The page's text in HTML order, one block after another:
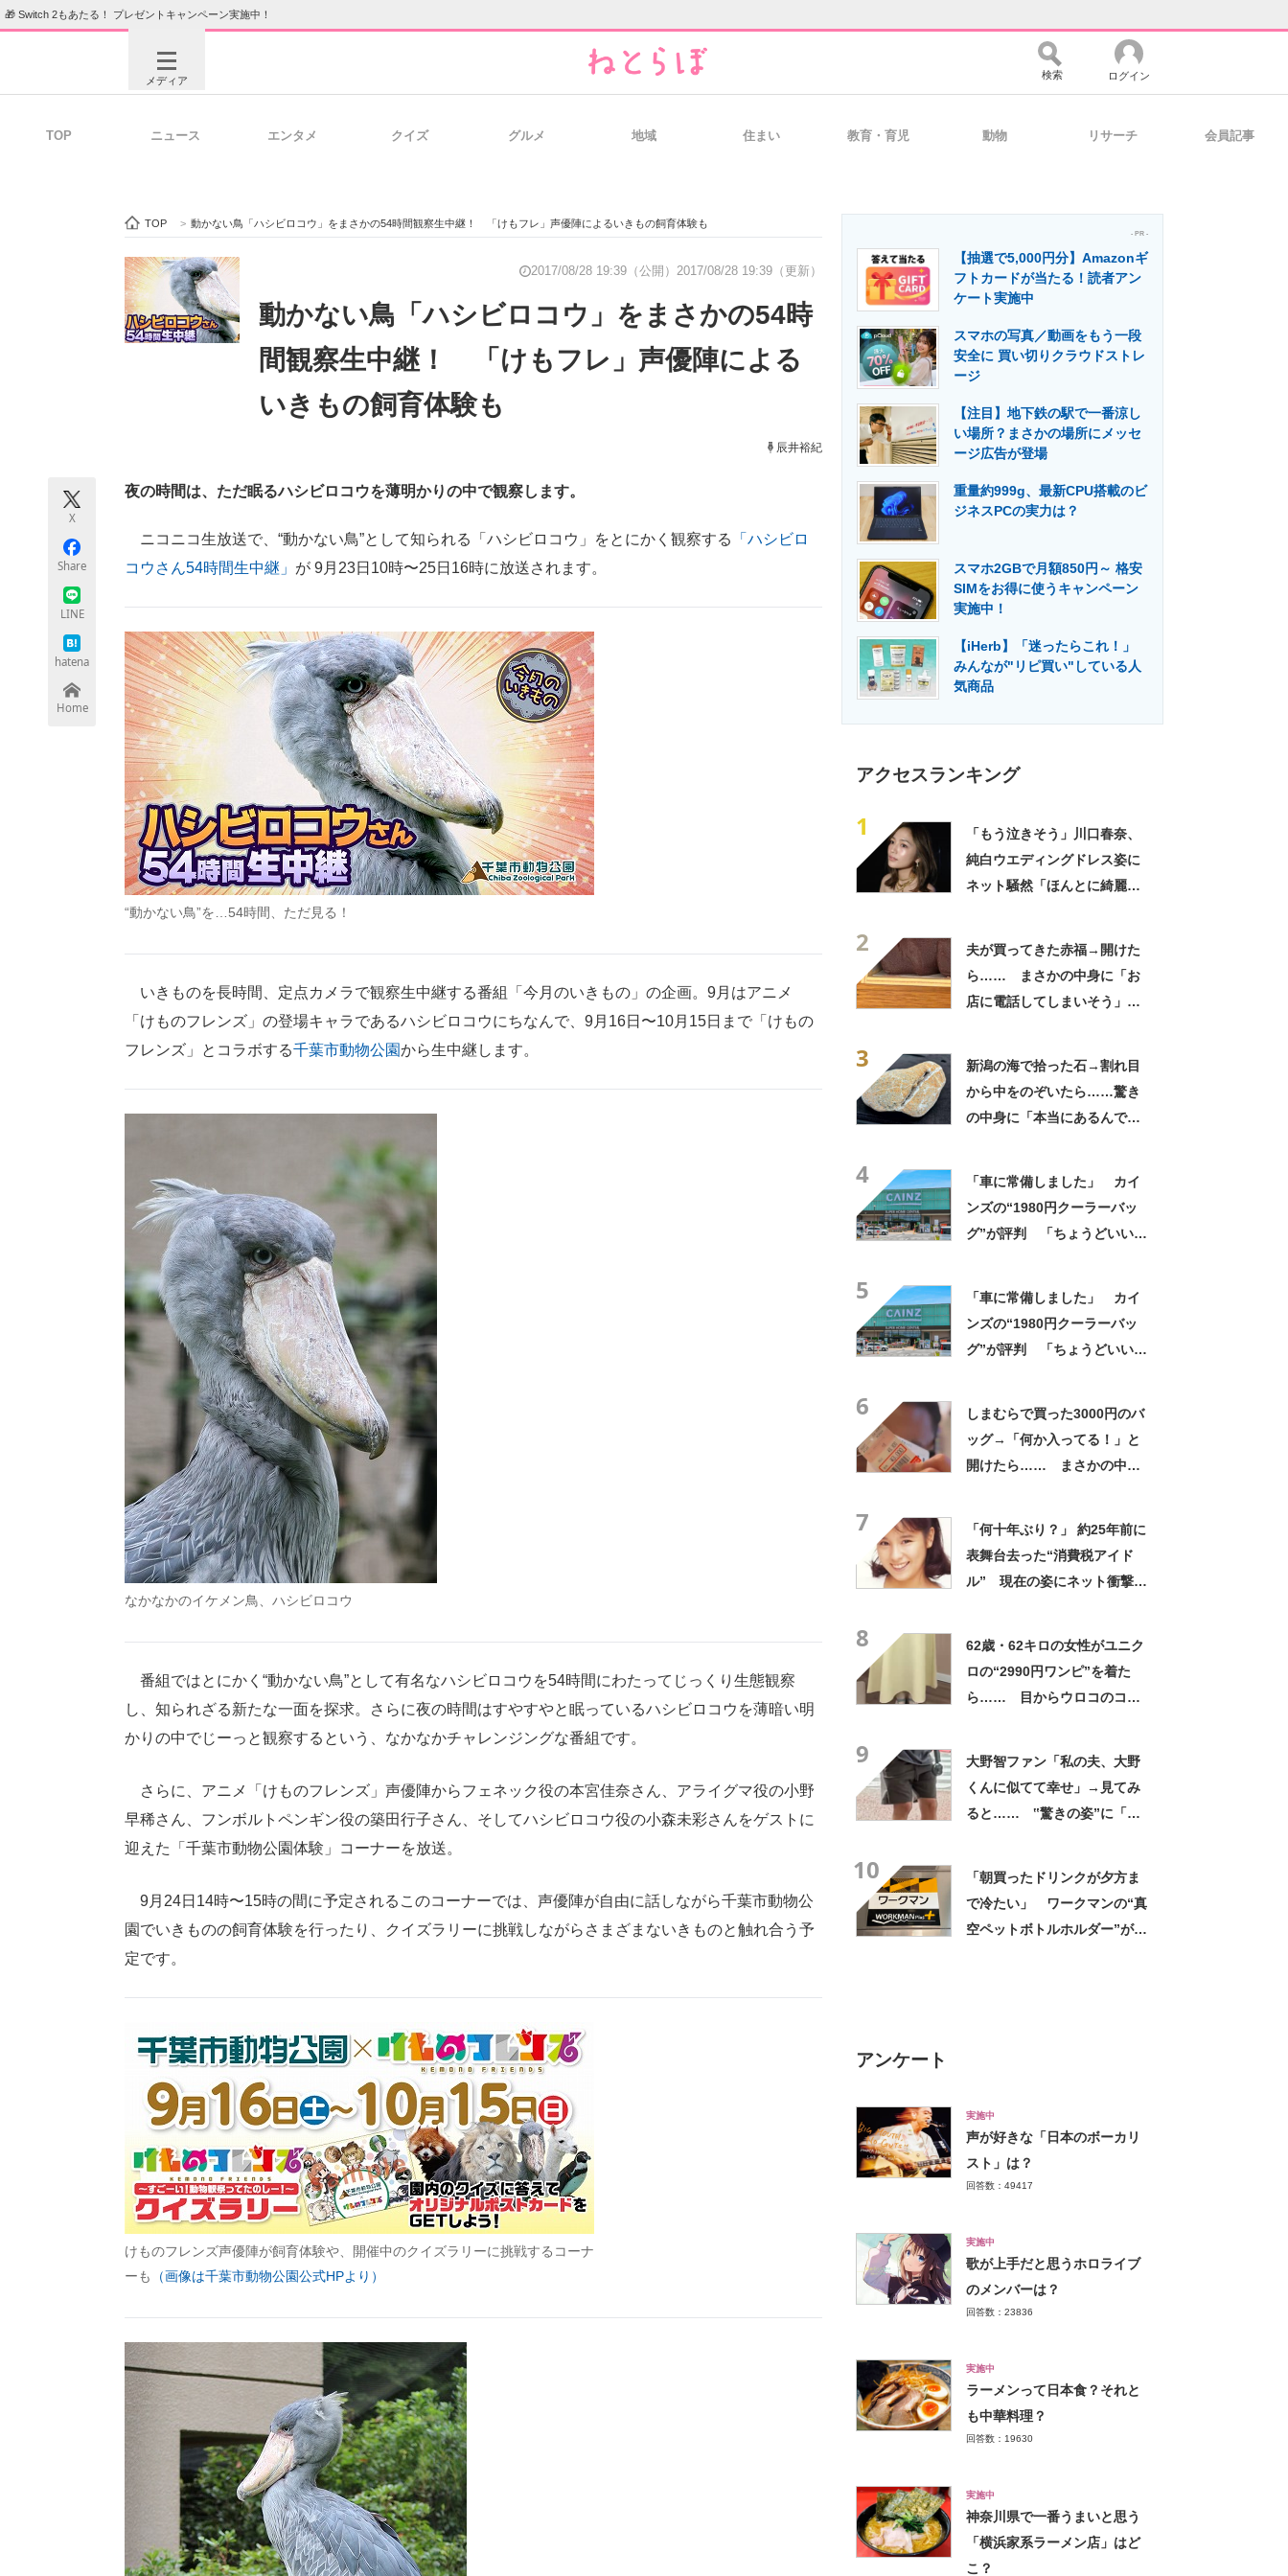
🎁 Switch 2もあたる！ プレゼントキャンペーン実施中！
メディア
ビジネスと働き方のヒント 経営リーダーのコミュニティ マーケ×ITの今がよく分かる
ITエンジニア向け専門サイト 企業向けIT製品の総合サイト IT製品の技術・比較・事例 製造業のIT導入・活用を支援
エネルギーの専門メディア 建設×テクノロジーの最前線
ちょっと気になるネットの話題
検索 ログイン
TOP ニュース エンタメ クイズ グルメ 地域 住まい 教育・育児 動物 リサーチ 会員記事
TOP > 動かない鳥「ハシビロコウ」をまさかの54時間観察生中継！ 「けもフレ」声優陣によるいきもの飼育体験も
2017/08/28 19:39（公開） 2017/08/28 19:39（更新）
動かない鳥「ハシビロコウ」をまさかの54時
間観察生中継！ 「けもフレ」声優陣による
いきもの飼育体験も
辰井裕紀
X
Share
LINE
hatena
Home
夜の時間は、ただ眠るハシビロコウを薄明かりの中で観察します。
ニコニコ生放送で、“動かない鳥”として知られる「ハシビロコウ」をとにかく観察する
「ハシビロ
コウさん54時間生中継」 が 9月23日10時〜25日16時に放送されます。
“動かない鳥”を…54時間、ただ見る！
いきものを長時間、定点カメラで観察生中継する番組「今月のいきもの」の企画。9月はアニメ
「けものフレンズ」の登場キャラであるハシビロコウにちなんで、9月16日〜10月15日まで「けもの
フレンズ」とコラボする千葉市動物公園から生中継します。
なかなかのイケメン鳥、ハシビロコウ
番組ではとにかく“動かない鳥”として有名なハシビロコウを54時間にわたってじっくり生態観察
し、知られざる新たな一面を探求。さらに夜の時間はすやすやと眠っているハシビロコウを薄暗い明
かりの中でじーっと観察するという、なかなかチャレンジングな番組です。
さらに、アニメ「けものフレンズ」声優陣からフェネック役の本宮佳奈さん、アライグマ役の小野
早稀さん、フンボルトペンギン役の築田行子さん、そしてハシビロコウ役の小森未彩さんをゲストに
迎えた「千葉市動物公園体験」コーナーを放送。
9月24日14時〜15時の間に予定されるこのコーナーでは、声優陣が自由に話しながら千葉市動物公
園でいきものの飼育体験を行ったり、クイズラリーに挑戦しながらさまざまないきものと触れ合う予
定です。
けものフレンズ声優陣が飼育体験や、開催中のクイズラリーに挑戦するコーナ
ーも
（画像は千葉市動物公園公式HPより）
- PR -
【抽選で5,000円分】Amazonギ
フトカードが当たる！読者アン
ケート実施中
スマホの写真／動画をもう一段
安全に 買い切りクラウドストレ
ージ
【注目】地下鉄の駅で一番涼し
い場所？まさかの場所にメッセ
ージ広告が登場
重量約999g、最新CPU搭載のビ
ジネスPCの実力は？
スマホ2GBで月額850円～ 格安
SIMをお得に使うキャンペーン
実施中！
【iHerb】「迷ったらこれ！」
みんなが"リピ買い"している人
気商品
アクセスランキング
1
「もう泣きそう」川口春奈、
純白ウエディングドレス姿に
ネット騒然「ほんとに綺麗」
2
夫が買ってきた赤福→開けた
ら…… まさかの中身に「お
店に電話してしまいそう」
3
新潟の海で拾った石→割れ目
から中をのぞいたら……驚き
の中身に「本当にあるんです
4
「車に常備しました」 カイ
ンズの“1980円クーラーバッ
グ”が評判 「ちょうどいい大
5
「車に常備しました」 カイ
ンズの“1980円クーラーバッ
グ”が評判 「ちょうどいい大
6
しまむらで買った3000円のバ
ッグ→「何か入ってる！」と
開けたら…… まさかの中身
7
「何十年ぶり？」 約25年前に
表舞台去った“消費税アイド
ル” 現在の姿にネット衝撃
8
62歳・62キロの女性がユニク
ロの“2990円ワンピ”を着た
ら…… 目からウロコのコー
9
大野智ファン「私の夫、大野
くんに似てて幸せ」→見てみ
ると…… ‟驚きの姿”に「最
10
「朝買ったドリンクが夕方ま
で冷たい」 ワークマンの“真
空ペットボトルホルダー”が大
アンケート
実施中
声が好きな「日本のボーカリ
スト」は？
回答数：49417
実施中
歌が上手だと思うホロライブ
のメンバーは？
回答数：23836
実施中
ラーメンって日本食？それと
も中華料理？
回答数：19630
実施中
神奈川県で一番うまいと思う
「横浜家系ラーメン店」はど
こ？